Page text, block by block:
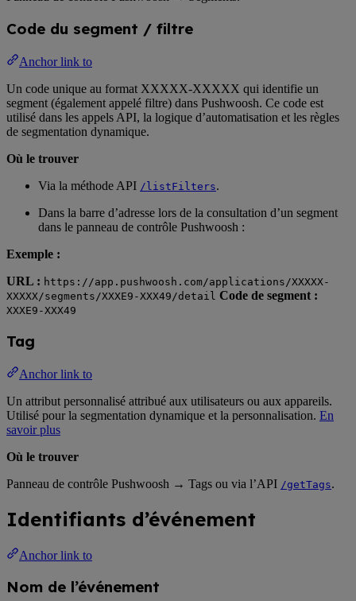
Code du segment / filtre
Anchor link to
Un code unique au format XXXXX-XXXXX qui identifie un
segment (également appelé filtre) dans Pushwoosh. Ce code est
utilisé dans les appels API, la logique d’automatisation et les règles
de segmentation dynamique.
Où le trouver
Via la méthode API /listFilters.
Dans la barre d’adresse lors de la consultation d’un segment
dans le panneau de contrôle Pushwoosh :
Exemple :
URL : https://app.pushwoosh.com/applications/XXXXX-
XXXXX/segments/XXXE9-XXX49/detail Code de segment :
XXXE9-XXX49
Tag
Anchor link to
Un attribut personnalisé attribué aux utilisateurs ou aux appareils.
Utilisé pour la segmentation dynamique et la personnalisation. En
savoir plus
Où le trouver
Panneau de contrôle Pushwoosh → Tags ou via l’API /getTags.
Identifiants d’événement
Anchor link to
Nom de l’événement